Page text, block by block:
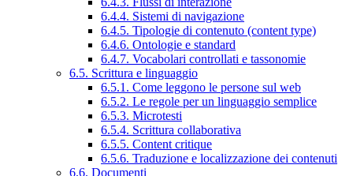
6.4.4. Sistemi di navigazione
6.4.5. Tipologie di contenuto (content type)
6.4.6. Ontologie e standard
6.4.7. Vocabolari controllati e tassonomie
6.5. Scrittura e linguaggio
6.5.1. Come leggono le persone sul web
6.5.2. Le regole per un linguaggio semplice
6.5.3. Microtesti
6.5.4. Scrittura collaborativa
6.5.5. Content critique
6.5.6. Traduzione e localizzazione dei contenuti
6.6. Documenti